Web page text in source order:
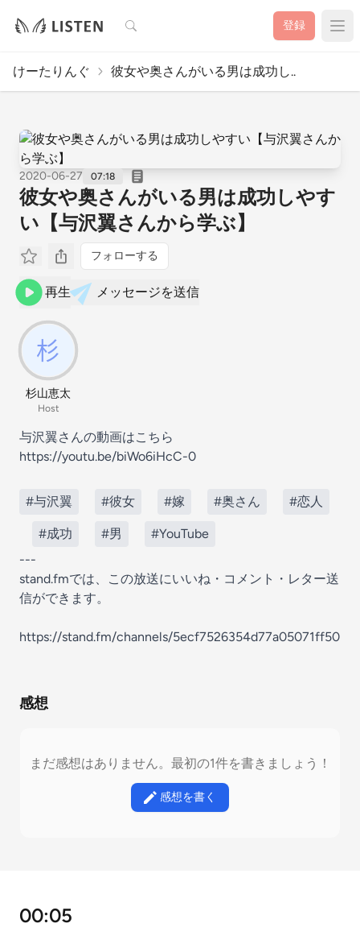
検索 登録
けーたりんぐ 彼女や奥さんがいる男は成功し..
2020-06-27 07:18
彼女や奥さんがいる男は成功しやす
い【与沢翼さんから学ぶ】
フォローする
再生 メッセージを送信
杉山恵太
Host
与沢翼さんの動画はこちら
https://youtu.be/biWo6iHcC-0
#与沢翼 #彼女 #嫁 #奥さん #恋人
#成功 #男
#YouTube
---
stand.fmでは、この放送にいいね・コメント・レター送
信ができます。
https://stand.fm/channels/5ecf7526354d77a05071ff50
感想
まだ感想はありません。最初の1件を書きましょう！
感想を書く
00:05